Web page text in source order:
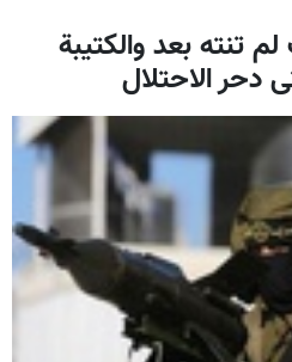
تنته بعد والكتيبة
دحر الاحتلال